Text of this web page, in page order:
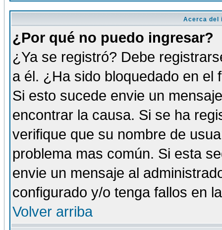
Acerca del
¿Por qué no puedo ingresar?
¿Ya se registró? Debe
a él. ¿Ha sido bloquedado en
Si esto sucede envie un
encontrar la causa. Si se ha
verifique que su nombre de
problema mas común. Si esta
envie un mensaje al
configurado y/o tenga fallos en
Volver arriba